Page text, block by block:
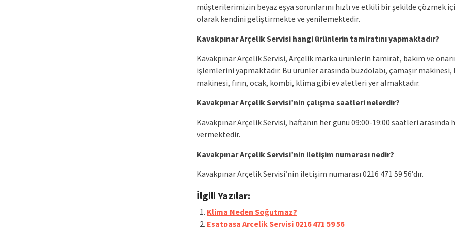
müşterilerimizin beyaz eşya sorunlarını hızlı ve etkili bir şekilde çözmek
olarak kendini geliştirmekte ve yenilemektedir.
Kavakpınar Arçelik Servisi hangi ürünlerin tamiratını yapmaktadır?
Kavakpınar Arçelik Servisi, Arçelik marka ürünlerin tamirat, bakım ve
işlemlerini yapmaktadır. Bu ürünler arasında buzdolabı, çamaşır makinesi,
makinesi, fırın, ocak, kombi, klima gibi ev aletleri yer almaktadır.
Kavakpınar Arçelik Servisi’nin çalışma saatleri nelerdir?
Kavakpınar Arçelik Servisi, haftanın her günü 09:00-19:00 saatleri arasında
vermektedir.
Kavakpınar Arçelik Servisi’nin iletişim numarası nedir?
Kavakpınar Arçelik Servisi’nin iletişim numarası 0216 471 59 56’dır.
İlgili Yazılar:
Klima Neden Soğutmaz?
Esatpaşa Arçelik Servisi 0216 471 59 56